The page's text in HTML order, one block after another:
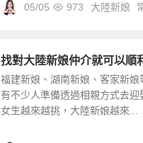
05/05 973 大陸新娘
找對大陸新娘仲介就可以順
福建新娘、湖南新娘、客家新
有不少人準備透過相親方式去
女生越來越挑，大陸新娘越來...